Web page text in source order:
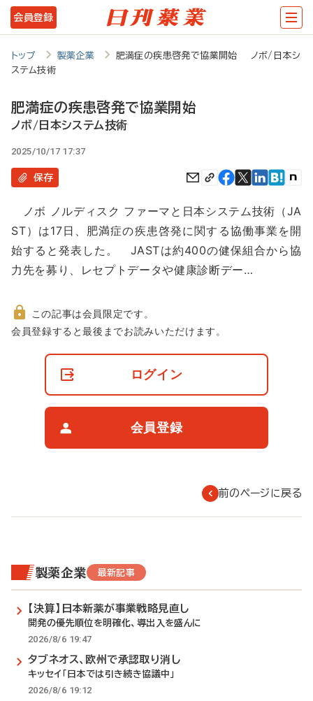
メ
イ
ツ
に
動
会員登録
トップ 製薬企業
肥満症の疾患啓発で協業開始 ノボ/日本シ
ステム技術
肥満症の疾患啓発で協業開始
ノボ/日本システム技術
2025/10/17 17:37
保存
ノボ ノルディスク ファーマと日本システム技術（JA
ST）は17日、肥満症の疾患啓発に関する協働事業を開
始すると発表した。 JASTは約400の健保組合から協
力先を募り、レセプトデータや健康診断デー…
非
この記事は会員限定です。
会員登録すると最後までお読みいただけます。
ログイン
会員登録
前のページに戻る
製薬企業 最新記事
【決算】日本新薬が事業戦略見直し
開発の優先順位を明確化、導出入を盛んに
2026/8/6 19:47
タブネオス、欧州で承認取り消し
キッセイ「日本では引き続き協議中」
2026/8/6 19:12